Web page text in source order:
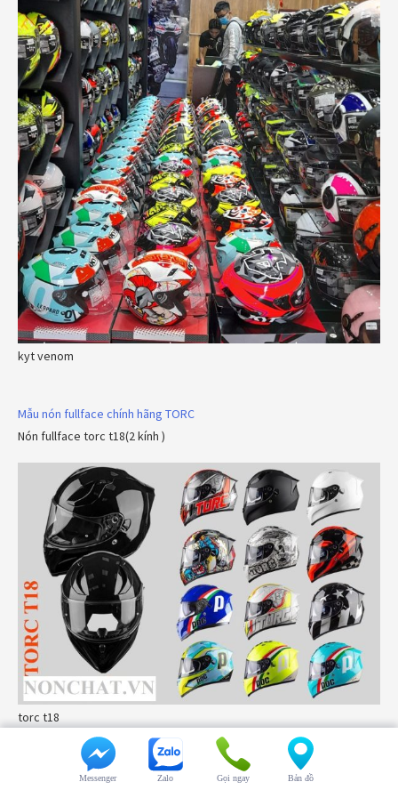
kyt venom
Mẫu nón fullface chính hãng TORC
Nón fullface torc t18(2 kính )
torc t18
Nón fullface Poc revo Bản đồ
Gọi ngay
Zalo
Messenger